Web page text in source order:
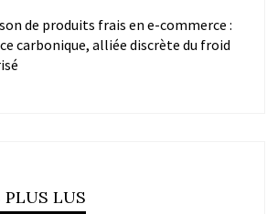
de produits frais en e-commerce :
carbonique, alliée discrète du froid
PLUS LUS